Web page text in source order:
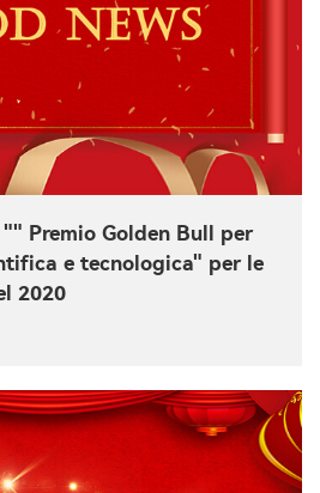
Premio Golden Bull per
e tecnologica" per le
2020